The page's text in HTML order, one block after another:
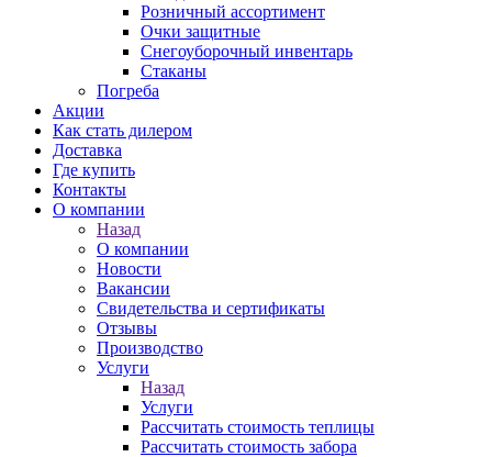
Розничный ассортимент
Очки защитные
Снегоуборочный инвентарь
Стаканы
Погреба
Акции
Как стать дилером
Доставка
Где купить
Контакты
О компании
Назад
О компании
Новости
Вакансии
Свидетельства и сертификаты
Отзывы
Производство
Услуги
Назад
Услуги
Рассчитать стоимость теплицы
Рассчитать стоимость забора